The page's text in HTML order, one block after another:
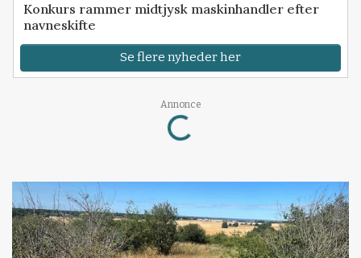
Konkurs rammer midtjysk maskinhandler efter
navneskifte
Se flere nyheder her
Annonce
Loading...